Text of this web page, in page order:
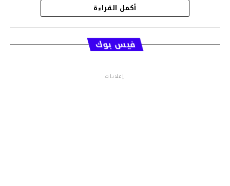
قسم الاخبار
أكمل القراءة
فيس بوك
إعلانات